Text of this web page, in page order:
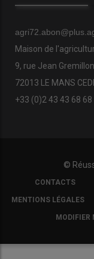
Maison de
9, rue Jean Gremillon
72013 LE MANS
+33 (0)2 43 43 68 68
©
FOOTER
COPYRIGHT
CONTACTS
MENTIONS LÉGALES
MODIFIER